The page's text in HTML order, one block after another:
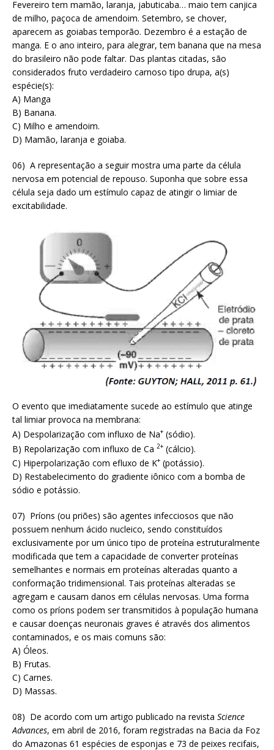
Fevereiro tem mamão, laranja, jabuticaba… maio tem canjica
de milho, paçoca de amendoim. Setembro, se chover,
aparecem as goiabas temporão. Dezembro é a estação de
manga. E o ano inteiro, para alegrar, tem banana que na mesa
do brasileiro não pode faltar. Das plantas citadas, são
considerados fruto verdadeiro carnoso tipo drupa, a(s)
espécie(s):
A) Manga
B) Banana.
C) Milho e amendoim.
D) Mamão, laranja e goiaba.
06) A representação a seguir mostra uma parte da célula
nervosa em potencial de repouso. Suponha que sobre essa
célula seja dado um estímulo capaz de atingir o limiar de
excitabilidade.
O evento que imediatamente sucede ao estímulo que atinge
tal limiar provoca na membrana:
A) Despolarização com influxo de Na+ (sódio).
B) Repolarização com influxo de Ca 2+ (cálcio).
C) Hiperpolarização com efluxo de K+ (potássio).
D) Restabelecimento do gradiente iônico com a bomba de
sódio e potássio.
07) Príons (ou priões) são agentes infecciosos que não
possuem nenhum ácido nucleico, sendo constituídos
exclusivamente por um único tipo de proteína estruturalmente
modificada que tem a capacidade de converter proteínas
semelhantes e normais em proteínas alteradas quanto a
conformação tridimensional. Tais proteínas alteradas se
agregam e causam danos em células nervosas. Uma forma
como os príons podem ser transmitidos à população humana
e causar doenças neuronais graves é através dos alimentos
contaminados, e os mais comuns são:
A) Óleos.
B) Frutas.
C) Carnes.
D) Massas.
08) De acordo com um artigo publicado na revista Science
Advances, em abril de 2016, foram registradas na Bacia da Foz
do Amazonas 61 espécies de esponjas e 73 de peixes recifais,